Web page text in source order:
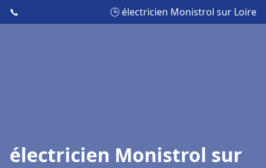
📞 🕒 électricien Monistrol sur Loire
électricien Monistrol sur